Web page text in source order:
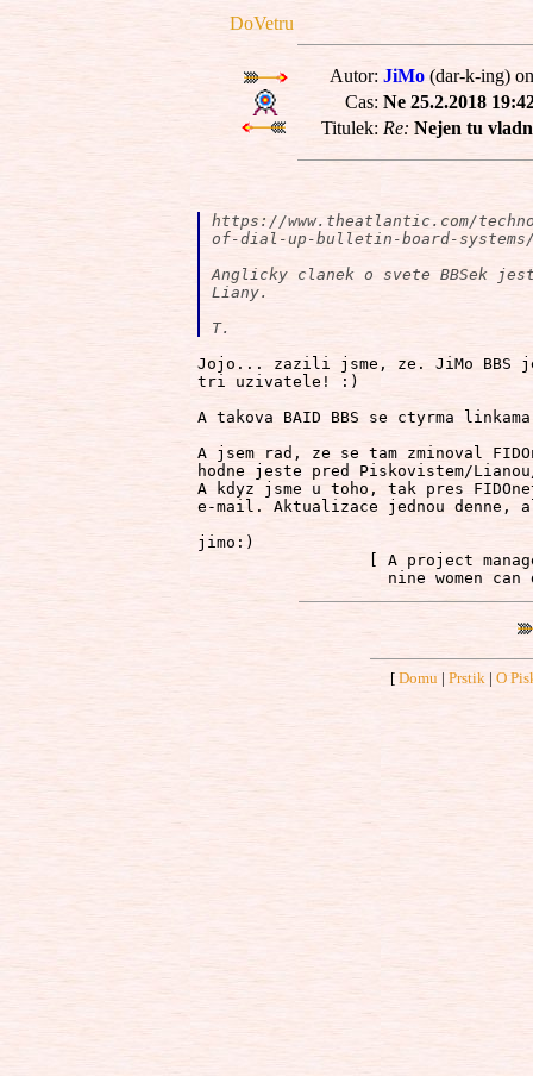
DoVetru
Autor: JiMo (dar-k-ing)
Cas: Ne 25.2.2018
Titulek: Re: Nejen tu
https://www.theatlantic.com/
of-dial-up-bulletin-board-systems/
Anglicky clanek o svete BBSek
Liany.
T.
Jojo... zazili jsme, ze. JiMo BBS
tri uzivatele! :)
A takova BAID BBS se ctyrma
A jsem rad, ze se tam zminoval
hodne jeste pred Piskovistem/Lianou/
A kdyz jsme u toho, tak pres
e-mail. Aktualizace jednou
jimo:)
[ A project
[ Domu | Prstik | O